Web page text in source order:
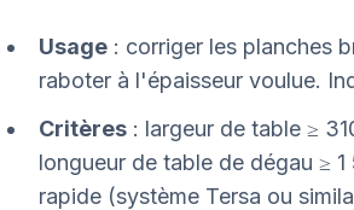
Usage : corriger les planches
raboter à l'épaisseur voulue.
Critères : largeur de table ≥
longueur de table de dégau ≥
rapide (système Tersa ou